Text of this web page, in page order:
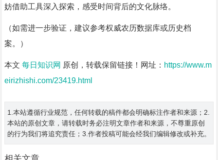
妨借助工具深入探索，感受时间背后的文化脉络。
（如需进一步验证，建议参考权威农历数据库或历史档
案。）
本文 每日知识网 原创，转载保留链接！网址： https://www.m
eirizhishi.com/23419.html
1.本站遵循行业规范，任何转载的稿件都会明确标注作者和来源；2.
本站的原创文章，请转载时务必注明文章作者和来源，不尊重原创
的行为我们将追究责任；3.作者投稿可能会经我们编辑修改或补充。